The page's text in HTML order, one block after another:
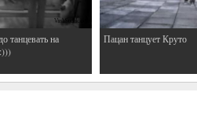
танцевать на
Пацан танцует Круто